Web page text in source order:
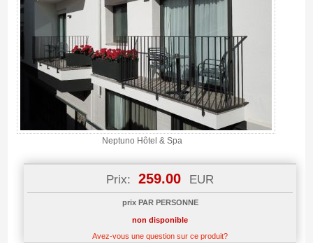
Neptuno Hôtel & Spa
Prix: 259.00 EUR
prix PAR PERSONNE
non disponible
Avez-vous une question sur ce produit?